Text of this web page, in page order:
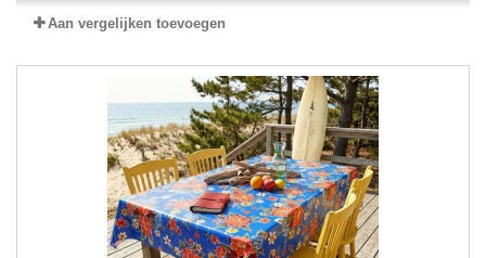
Aan vergelijken toevoegen